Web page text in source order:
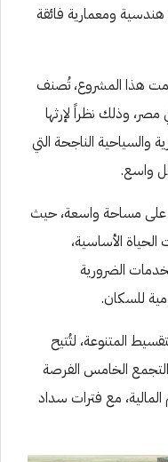
ومعمارية فائقة
هذا المشروع، تُصنف
مصر، وذلك نظراً لإرثها
والسياحية الناجحة التي
واسع.
على مساحة واسعة، حيث
الأساسية،
الضرورية
للسكان.
المتنوعة، لتُتيح
التجمع الخامس الفرصة
المالية، مع فترات سداد